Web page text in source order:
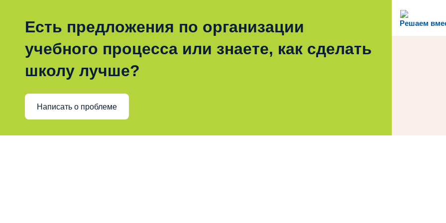
Решаем
Есть предложения по организации
учебного процесса или знаете, как сделать
школу лучше?
Написать о проблеме